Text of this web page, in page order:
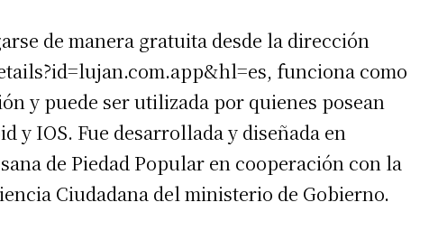
de manera gratuita desde la dirección
funciona como
y puede ser utilizada por quienes posean
y IOS. Fue desarrollada y diseñada en
de Piedad Popular en cooperación con la
Ciudadana del ministerio de Gobierno.